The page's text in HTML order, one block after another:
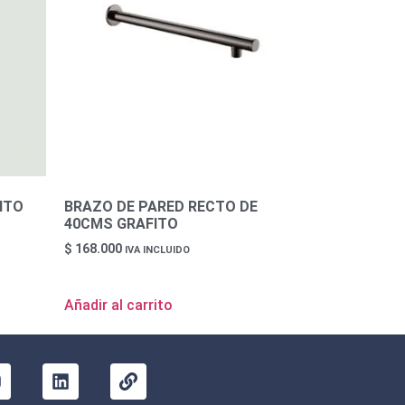
BRAZO DE PARED RECTO DE
40CMS GRAFITO
$ 168.000 IVA INCLUIDO
Añadir al carrito